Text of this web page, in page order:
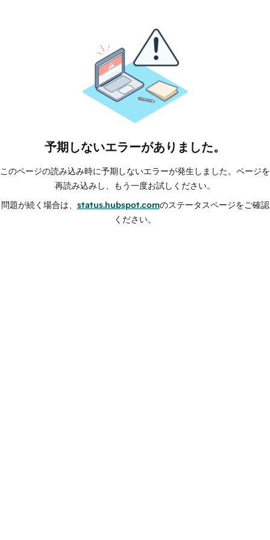
予期しないエラーがありました。
このページの読み込み時に予期しないエラーが発生しました。ページを
再読み込みし、もう一度お試しください。
問題が続く場合は、 status.hubspot.comのステータスページをご確認
ください。